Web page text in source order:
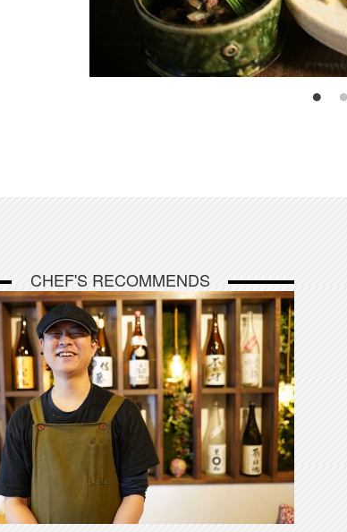
CHEF'S RECOMMENDS